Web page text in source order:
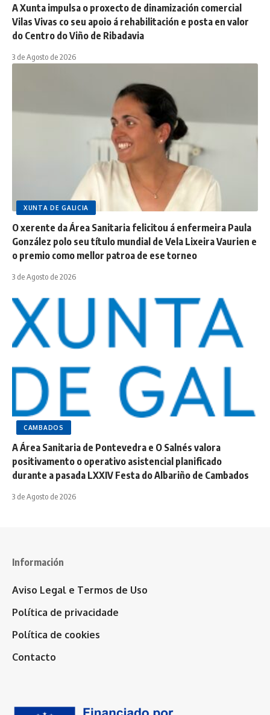
A Xunta impulsa o proxecto de dinamización comercial
Vilas Vivas co seu apoio á rehabilitación e posta en valor
do Centro do Viño de Ribadavia
3 de Agosto de 2026
XUNTA DE GALICIA
O xerente da Área Sanitaria felicitou á enfermeira Paula
González polo seu título mundial de Vela Lixeira Vaurien e
o premio como mellor patroa de ese torneo
3 de Agosto de 2026
CAMBADOS
A Área Sanitaria de Pontevedra e O Salnés valora
positivamento o operativo asistencial planificado
durante a pasada LXXIV Festa do Albariño de Cambados
3 de Agosto de 2026
Información
Aviso Legal e Termos de Uso
Política de privacidade
Política de cookies
Contacto